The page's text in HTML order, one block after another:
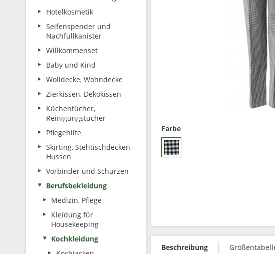
Hotelkosmetik
Seifenspender und
Nachfüllkanister
Willkommenset
Baby und Kind
Wolldecke, Wohndecke
Zierkissen, Dekokissen
Küchentücher,
Reinigungstücher
Pflegehilfe
Skirting, Stehtischdecken,
Hussen
Vorbinder und Schürzen
Berufsbekleidung
Medizin, Pflege
Kleidung für
Housekeeping
Kochkleidung
Farbe
Beschreibung